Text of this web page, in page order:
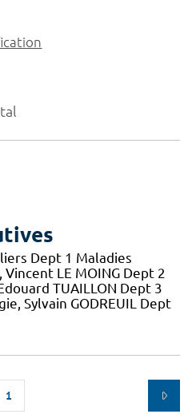
Dept 1 Maladies
LE MOING Dept 2
TUAILLON Dept 3
Sylvain GODREUIL Dept
1